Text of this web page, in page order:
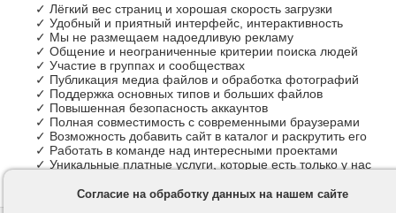
✓ Лёгкий вес страниц и хорошая скорость загрузки
✓ Удобный и приятный интерфейс, интерактивность
✓ Мы не размещаем надоедливую рекламу
✓ Общение и неограниченные критерии поиска людей
✓ Участие в группах и сообществах
✓ Публикация медиа файлов и обработка фотографий
✓ Поддержка основных типов и больших файлов
✓ Повышенная безопасность аккаунтов
✓ Полная совместимость с современными браузерами
✓ Возможность добавить сайт в каталог и раскрутить его
✓ Работать в команде над интересными проектами
✓ Уникальные платные услуги, которые есть только у нас
Согласие на обработку данных на нашем сайте